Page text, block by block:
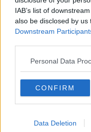
IAB’s list of
also be disclosed by
Downstream
Personal Data
CONFIRM
Data Deletion
Il Liceo
Un
Il mosaico
Dalla scuola
Al via la